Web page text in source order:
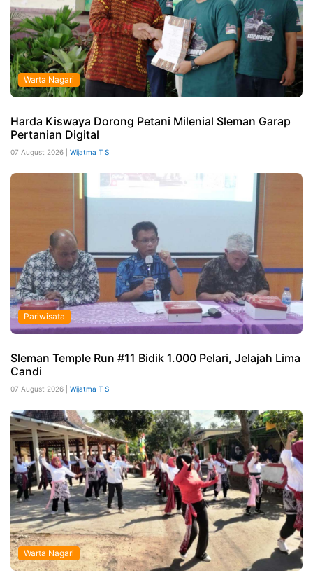
Warta Nagari
Harda Kiswaya Dorong Petani Milenial Sleman Garap
Pertanian Digital
07 August 2026 | Wijatma T S
Pariwisata
Sleman Temple Run #11 Bidik 1.000 Pelari, Jelajah Lima
Candi
07 August 2026 | Wijatma T S
Warta Nagari